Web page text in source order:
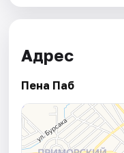
Адрес
Пена Паб